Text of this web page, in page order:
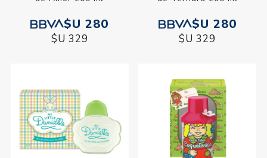
$U 280
$U 329
$U 280
$U 329